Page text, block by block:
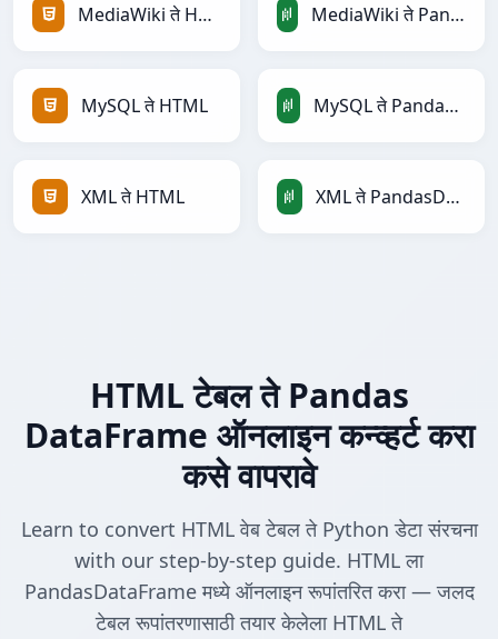
MediaWiki ते HTML MediaWiki ते PandasDataFrame
MySQL ते HTML MySQL ते PandasDataFrame
XML ते HTML XML ते PandasDataFrame
HTML टेबल ते Pandas
DataFrame ऑनलाइन कन्व्हर्ट करा
कसे वापरावे
Learn to convert HTML वेब टेबल ते Python डेटा संरचना
with our step-by-step guide. HTML ला
PandasDataFrame मध्ये ऑनलाइन रूपांतरित करा — जलद
टेबल रूपांतरणासाठी तयार केलेला HTML ते